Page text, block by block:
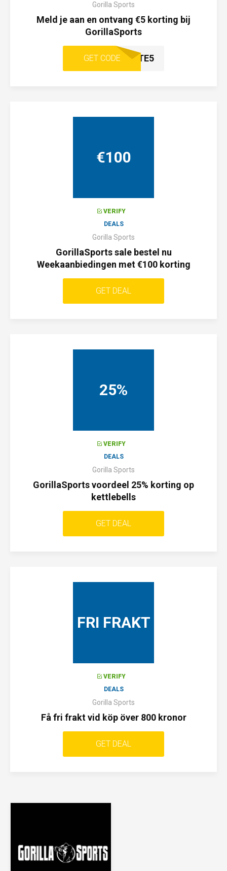
Gorilla Sports
Meld je aan en ontvang €5 korting bij
GorillaSports
GET CODE LENTE5
€100
VERIFY
DEALS
Gorilla Sports
GorillaSports sale bestel nu
Weekaanbiedingen met €100 korting
GET DEAL
25%
VERIFY
DEALS
Gorilla Sports
GorillaSports voordeel 25% korting op
kettlebells
GET DEAL
FRI FRAKT
VERIFY
DEALS
Gorilla Sports
Få fri frakt vid köp över 800 kronor
GET DEAL